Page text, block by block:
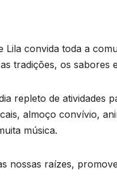
Lila convida toda a
tradições, os
repleto de atividades
almoço convívio,
música.
nossas raízes,